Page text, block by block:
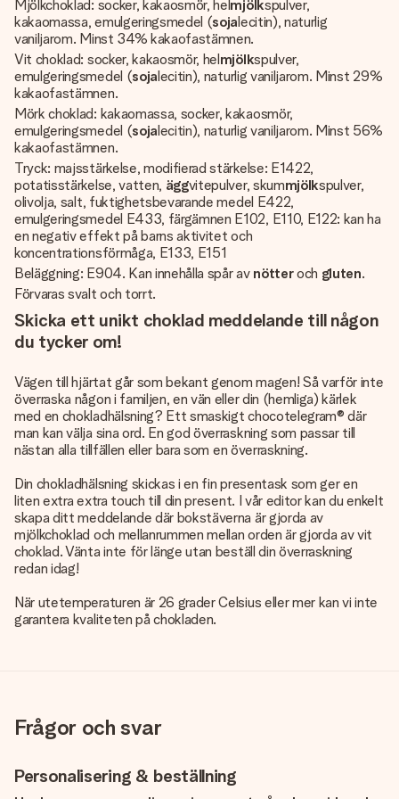
Mjölkchoklad: socker, kakaosmör, hel mjölkspulver,
kakaomassa, emulgeringsmedel (sojalecitin), naturlig
vaniljarom. Minst 34% kakaofastämnen.
Vit choklad: socker, kakaosmör, helmjölkspulver,
emulgeringsmedel (sojalecitin), naturlig vaniljarom. Minst 29%
kakaofastämnen.
Mörk choklad: kakaomassa, socker, kakaosmör,
emulgeringsmedel (sojalecitin), naturlig vaniljarom. Minst 56%
kakaofastämnen.
Tryck: majsstärkelse, modifierad stärkelse: E1422,
potatisstärkelse, vatten, äggvitepulver, skummjölkspulver,
olivolja, salt, fuktighetsbevarande medel E422,
emulgeringsmedel E433, färgämnen E102, E110, E122: kan ha
en negativ effekt på barns aktivitet och
koncentrationsförmåga, E133, E151
Beläggning: E904. Kan innehålla spår av nötteroch gluten.
Förvaras svalt och torrt.
Skicka ett unikt choklad meddelande till någon
du tycker om!
Vägen till hjärtat går som bekant genom magen! Så varför inte
överraska någon i familjen, en vän eller din (hemliga) kärlek
med en chokladhälsning? Ett smaskigt chocotelegram® där
man kan välja sina ord. En god överraskning som passar till
nästan alla tillfällen eller bara som en överraskning.
Din chokladhälsning skickas i en fin presentask som ger en
liten extra extra touch till din present. I vår editor kan du enkelt
skapa ditt meddelande där bokstäverna är gjorda av
mjölkchoklad och mellanrummen mellan orden är gjorda av vit
choklad. Vänta inte för länge utan beställ din överraskning
redan idag!
När utetemperaturen är 26 grader Celsius eller mer kan vi inte
garantera kvaliteten på chokladen.
Frågor och svar
Personalisering & beställning